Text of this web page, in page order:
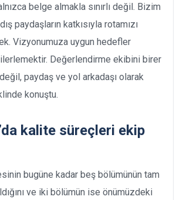
belge almakla sınırlı değil. Bizim
paydaşların katkısıyla rotamızı
Vizyonumuza uygun hedefler
Değerlendirme ekibini birer
paydaş ve yol arkadaşı olarak
konuştu.
kalite süreçleri ekip
bugüne kadar beş bölümünün tam
ve iki bölümün ise önümüzdeki